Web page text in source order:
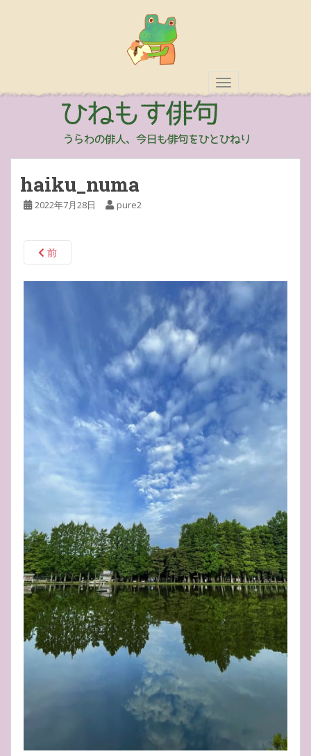
TOGGLE
haiku_numa
2022年7月28日 pure2
前